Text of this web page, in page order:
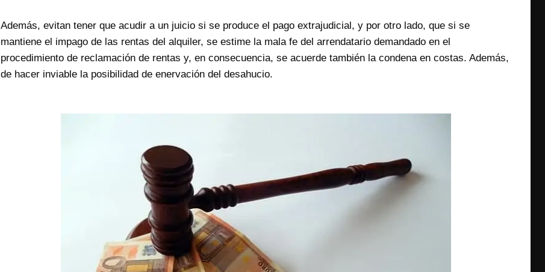
Además, evitan tener que acudir a un juicio si se produce el pago extrajudicial, y por otro lado, que si se
mantiene el impago de las rentas del alquiler, se estime la mala fe del arrendatario demandado en el
procedimiento de reclamación de rentas y, en consecuencia, se acuerde también la condena en costas. Además,
de hacer inviable la posibilidad de enervación del desahucio.